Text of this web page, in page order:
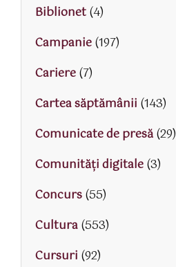
Biblionet(4)
Campanie(197)
Cariere(7)
Cartea săptămânii (143)
Comunicate de presă(29)
Comunități digitale(3)
Concurs(55)
Cultura(553)
Cursuri (92)